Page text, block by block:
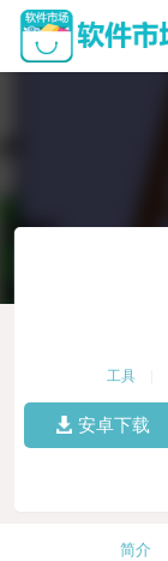
工具
安卓下载
简介